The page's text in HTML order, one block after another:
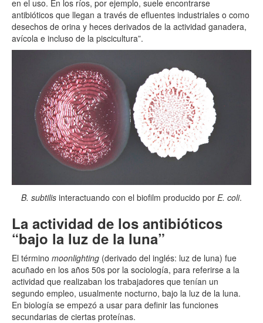
en el uso. En los ríos, por ejemplo, suele encontrarse
antibióticos que llegan a través de efluentes industriales o como
desechos de orina y heces derivados de la actividad ganadera,
avícola e incluso de la piscicultura”.
B. subtilis interactuando con el biofilm producido por E. coli.
La actividad de los antibióticos
“bajo la luz de la luna”
El término moonlighting (derivado del inglés: luz de luna) fue
acuñado en los años 50s por la sociología, para referirse a la
actividad que realizaban los trabajadores que tenían un
segundo empleo, usualmente nocturno, bajo la luz de la luna.
En biología se empezó a usar para definir las funciones
secundarias de ciertas proteínas.